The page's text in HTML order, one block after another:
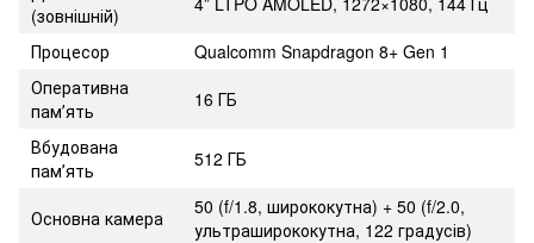
(зовнішній)
Процесор
Qualcomm Snapdragon 8+ Gen 1
Оперативна
памʼять
16 ГБ
Вбудована
памʼять
512 ГБ
Основна камера
50 (f/1.8, ширококутна) + 50 (f/2.0,
ультраширококутна, 122 градусів)